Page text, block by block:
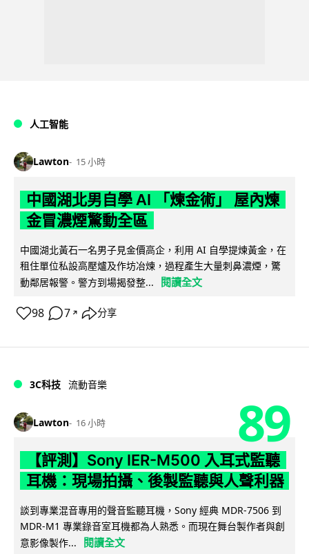
人工智能
Lawton 15 小時
中國湖北男自學 AI 「煉金術」 屋內煉
金冒濃煙驚動全區
中國湖北黃石一名男子見金價高企，利用 AI 自學提煉黃金，在
租住單位私設高壓爐及作坊冶煉，過程產生大量刺鼻濃煙，驚
動鄰居報警。警方到場揭發整...
閱讀全文
98 7 ↗ 分享
3C科技 流動音樂
Lawton 16 小時 89
【評測】Sony IER-M500 入耳式監聽
耳機：現場拍攝、後製監聽與人聲利器
談到專業混音專用的聲音監聽耳機，Sony 經典 MDR-7506 到
MDR-M1 專業錄音室耳機都為人熟悉。而現在舞台製作者與創
意影像製作...
閱讀全文